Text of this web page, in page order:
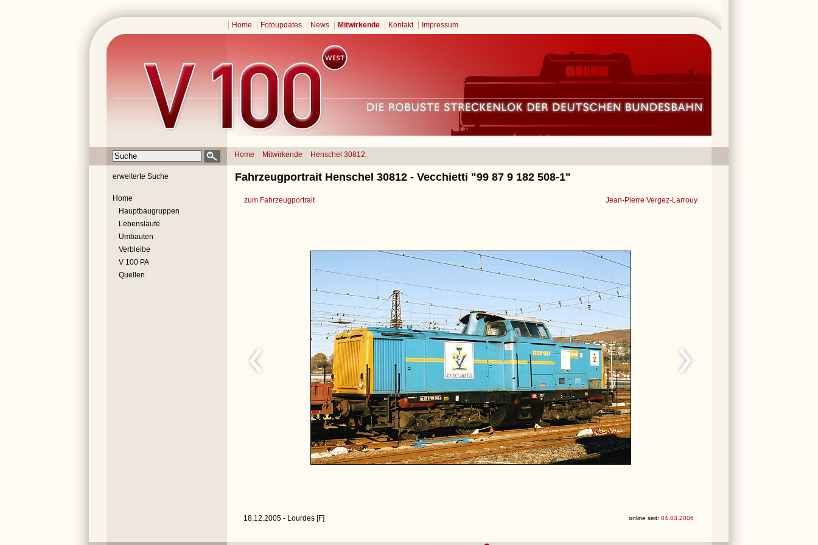
Home Fotoupdates News Mitwirkende Kontakt Impressum
Home Mitwirkende Henschel 30812
erweiterte Suche
Home
Hauptbaugruppen
Lebensläufe
Umbauten
Verbleibe
V 100 PA
Quellen
Fahrzeugportrait Henschel 30812 - Vecchietti "99 87 9 182 508-1"
zum Fahrzeugportrait Jean-Pierre Vergez-Larrouy
18.12.2005 - Lourdes [F] online seit: 04.03.2006